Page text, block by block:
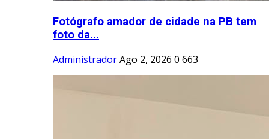
Fotógrafo amador de cidade na PB tem
foto da...
AdministradorAgo 2, 2026 0 663